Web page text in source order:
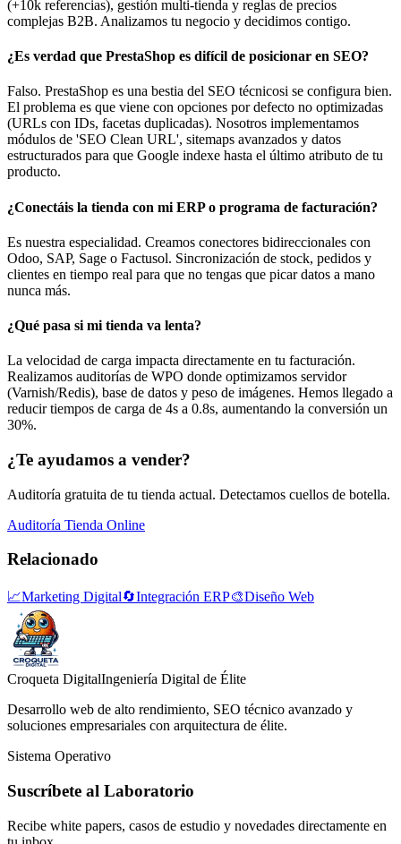
(+10k referencias), gestión multi-tienda y reglas de precios
complejas B2B. Analizamos tu negocio y decidimos contigo.
¿Es verdad que PrestaShop es difícil de posicionar en SEO?
Falso. PrestaShop es una bestia del SEO técnicosi se configura bien.
El problema es que viene con opciones por defecto no optimizadas
(URLs con IDs, facetas duplicadas). Nosotros implementamos
módulos de 'SEO Clean URL', sitemaps avanzados y datos
estructurados para que Google indexe hasta el último atributo de tu
producto.
¿Conectáis la tienda con mi ERP o programa de facturación?
Es nuestra especialidad. Creamos conectores bidireccionales con
Odoo, SAP, Sage o Factusol. Sincronización de stock, pedidos y
clientes en tiempo real para que no tengas que picar datos a mano
nunca más.
¿Qué pasa si mi tienda va lenta?
La velocidad de carga impacta directamente en tu facturación.
Realizamos auditorías de WPO donde optimizamos servidor
(Varnish/Redis), base de datos y peso de imágenes. Hemos llegado a
reducir tiempos de carga de 4s a 0.8s, aumentando la conversión un
30%.
¿Te ayudamos a vender?
Auditoría gratuita de tu tienda actual. Detectamos cuellos de botella.
Auditoría Tienda Online
Relacionado
📈Marketing Digital🔄Integración ERP🎨Diseño Web
Croqueta DigitalIngeniería Digital de Élite
Desarrollo web de alto rendimiento, SEO técnico avanzado y
soluciones empresariales con arquitectura de élite.
Sistema Operativo
Suscríbete al Laboratorio
Recibe white papers, casos de estudio y novedades directamente en